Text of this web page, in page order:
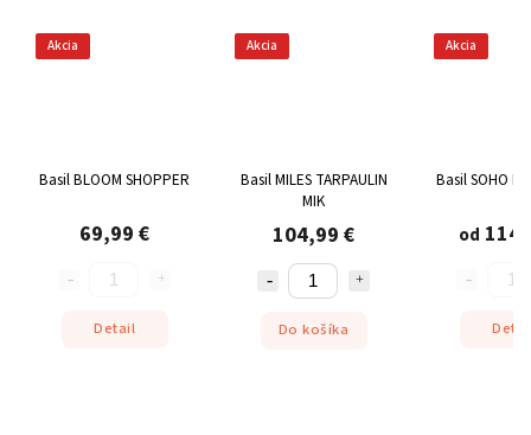
Akcia
Basil BLOOM SHOPPER
69,99 €
Detail
Akcia
Basil MILES TARPAULIN
MIK
104,99 €
Do košíka
Akcia
Basil SOHO
od